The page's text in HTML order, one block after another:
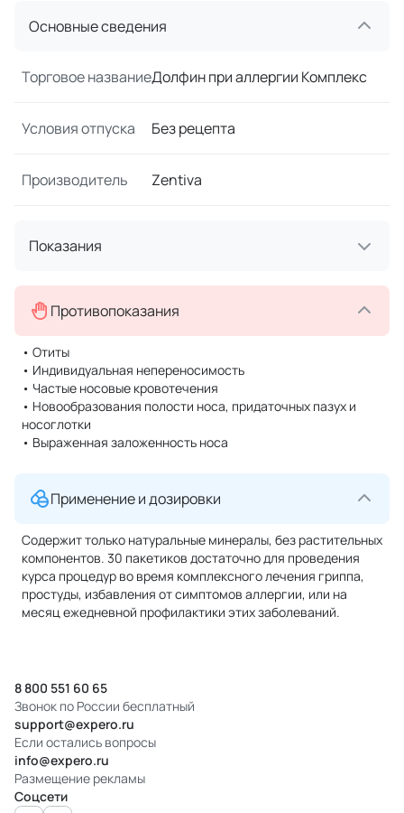
Основные сведения
Торговое названиеДолфин при аллергии Комплекс
Условия отпуска Без рецепта
Производитель Zentiva
Показания
Противопоказания
• Отиты
• Индивидуальная непереносимость
• Частые носовые кровотечения
• Новообразования полости носа, придаточных пазух и
носоглотки
• Выраженная заложенность носа
Применение и дозировки
Содержит только натуральные минералы, без растительных
компонентов. 30 пакетиков достаточно для проведения
курса процедур во время комплексного лечения гриппа,
простуды, избавления от симптомов аллергии, или на
месяц ежедневной профилактики этих заболеваний.
8 800 551 60 65
Звонок по России бесплатный
support@expero.ru
Если остались вопросы
info@expero.ru
Размещение рекламы
Соцсети